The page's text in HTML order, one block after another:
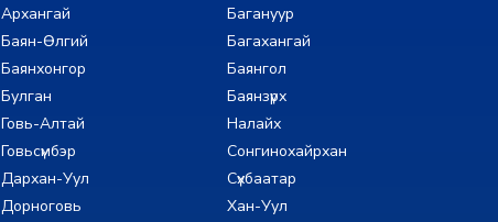
Архангай
Баян-Өлгий
Баянхонгор
Булган
Говь-Алтай
Говьсүмбэр
Дархан-Уул
Дорноговь
Багануур
Багахангай
Баянгол
Баянзүрх
Налайх
Сонгинохайрхан
Сүхбаатар
Хан-Уул